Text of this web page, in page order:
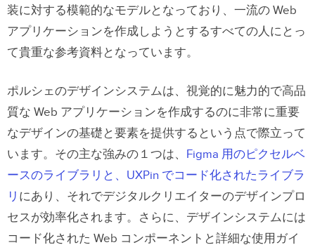
装に対する模範的なモデルとなっており、一流の Web
アプリケーションを作成しようとするすべての人にとっ
て貴重な参考資料となっています。
ポルシェのデザインシステムは、視覚的に魅力的で高品
質な Web アプリケーションを作成するのに非常に重要
なデザインの基礎と要素を提供するという点で際立って
います。その主な強みの１つは、 Figma 用のピクセルベ
ースのライブラリと、UXPin でコード化されたライブラ
リ にあり、それでデジタルクリエイターのデザインプロ
セスが効率化されます。さらに、デザインシステムには
コード化された Web コンポーネントと詳細な使用ガイ